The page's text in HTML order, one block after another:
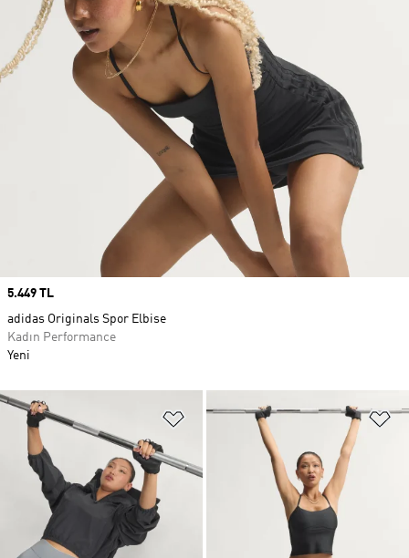
Favori Listesine Ekle
Price
5.449 TL
adidas Originals Spor Elbise
Kadın Performance
Yeni